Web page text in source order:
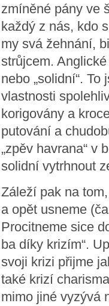
zmíněné pány ve
každý z nás, kdo
my svá žehnání,
strůjcem.
nebo „solidní“.
vlastnosti
korigovány a
putování a
„zpěv havrana“ v
solidní vytrhnout
Záleží pak na
a opět usneme
Procitneme sice
ba díky krizím“.
svoji krizi přijme
také krizí
mimo jiné vyzývá